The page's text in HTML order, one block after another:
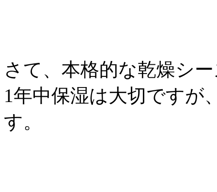
さて、本格的な乾燥シ
1年中保湿は大切ですが
す。